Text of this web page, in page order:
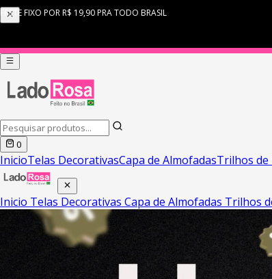
0
InicioTelas DecorativasCapa de AlmofadasTrilhos de
Inicio Telas Decorativas Capa de Almofadas Trilhos